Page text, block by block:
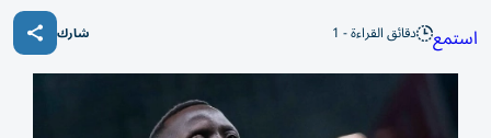
استمع دقائق القراءة - 1 شارك